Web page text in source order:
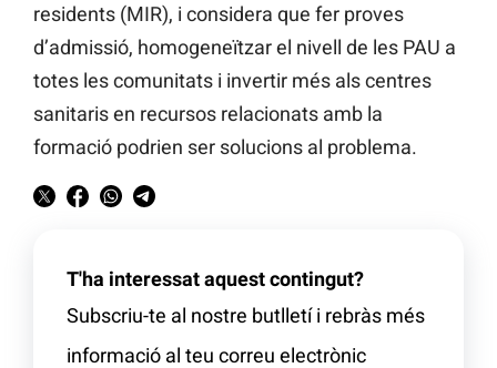
residents (MIR), i considera que fer proves
d’admissió, homogeneïtzar el nivell de les PAU a
totes les comunitats i invertir més als centres
sanitaris en recursos relacionats amb la
formació podrien ser solucions al problema.
T'ha interessat aquest contingut?
Subscriu-te al nostre butlletí i rebràs més
informació al teu correu electrònic